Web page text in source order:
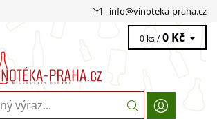
info@vinoteka-praha.cz
0 ks / 0 Kč